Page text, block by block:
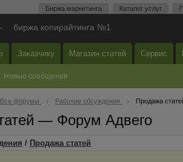
Биржа маркетинга Каталог услуг
биржа копирайтинга №1
Заказчику Магазин статей Сервис
Новые сообщения
Все форумы Рабочие обсуждения Продажа
— Форум Адвего
/ Продажа статей